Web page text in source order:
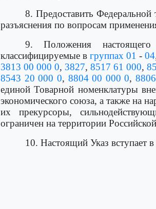
8. Предоставить
разъяснения по вопросам
9. Положения
классифицируемые в группах 01 - 04
3813 00 000 0, 3827, 8517 61 000,
8543 20 000 0, 8804 00 000 0, 8806
единой Товарной номенклатуры
экономического союза, а также на
их прекурсоры,
ограничен на территории
10. Настоящий Указ вступает